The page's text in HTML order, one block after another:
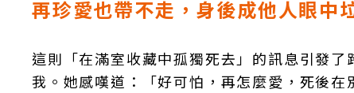
再珍愛也帶不走，身後成他人眼中
這則「在滿室收藏中孤獨死去」的訊息引發
我。她感嘆道：「好可怕，再怎麼愛，死後